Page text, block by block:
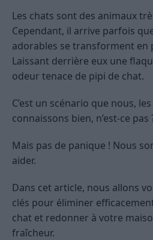
Les chats sont des animaux
Cependant, il arrive parfois
adorables se transforment en
Laissant derrière eux une
odeur tenace de pipi de chat.
C’est un scénario que nous,
connaissons bien, n’est-ce pas
Mais pas de panique ! Nous
aider.
Dans cet article, nous allons
clés pour éliminer
chat et redonner à votre
fraîcheur.